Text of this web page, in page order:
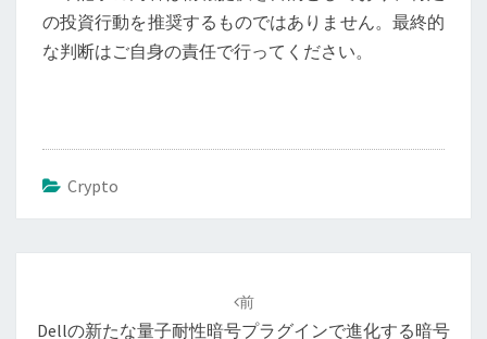
の投資行動を推奨するものではありません。最終的
な判断はご自身の責任で行ってください。
Crypto
ナ
前
Dellの新たな量子耐性暗号プラグインで進化する暗号